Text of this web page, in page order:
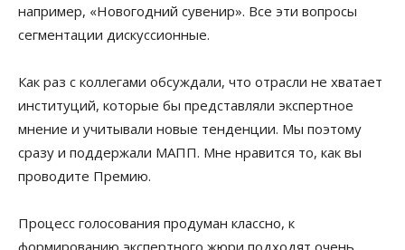
например, «Новогодний сувенир». Все эти вопросы
сегментации дискуссионные.
Как раз с коллегами обсуждали, что отрасли не хватает
институций, которые бы представляли экспертное
мнение и учитывали новые тенденции. Мы поэтому
сразу и поддержали МАПП. Мне нравится то, как вы
проводите Премию.
Процесс голосования продуман классно, к
формированию экспертного жюри подходят очень